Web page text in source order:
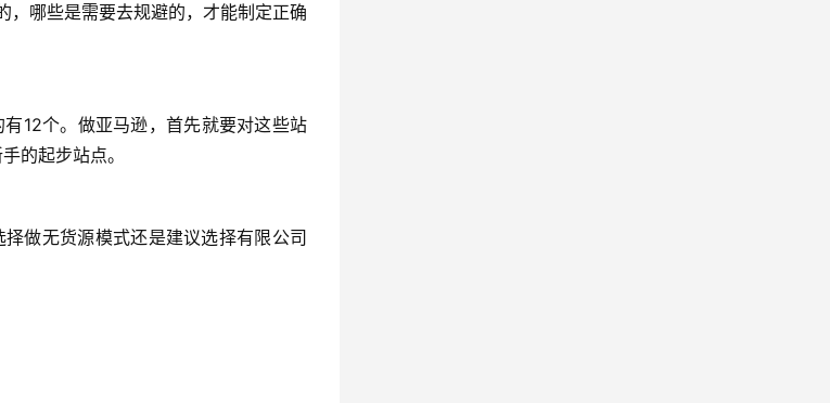
，哪些是需要去规避的，才能制定正确
12个。做亚马逊，首先就要对这些站
的起步站点。
做无货源模式还是建议选择有限公司